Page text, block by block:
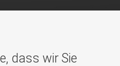
dass wir Sie